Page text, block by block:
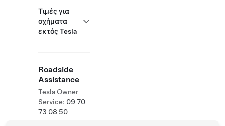
Τιμές για
οχήματα
εκτός Tesla
Roadside
Assistance
Tesla Owner
Service: 09 70
73 08 50